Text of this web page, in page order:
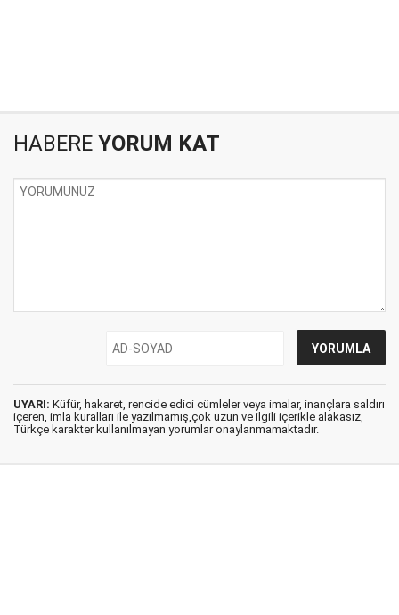
HABERE YORUM KAT
UYARI: Küfür, hakaret, rencide edici cümleler veya imalar, inançlara saldırı
içeren, imla kuralları ile yazılmamış,çok uzun ve ilgili içerikle alakasız,
Türkçe karakter kullanılmayan yorumlar onaylanmamaktadır.